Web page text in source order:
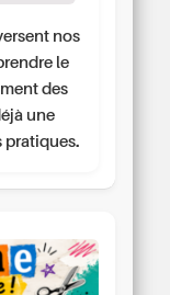
nos
le
des
une
pratiques.